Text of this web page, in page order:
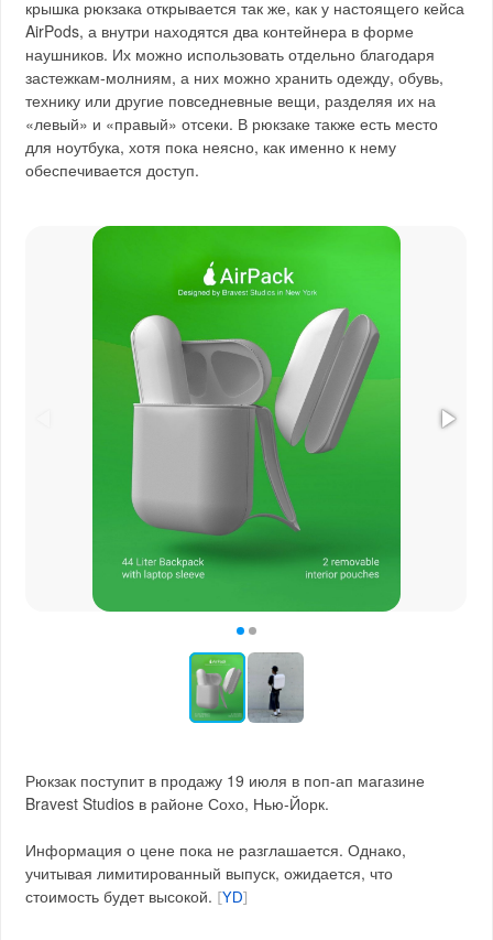
крышка рюкзака открывается так же, как у настоящего кейса
AirPods, а внутри находятся два контейнера в форме
наушников. Их можно использовать отдельно благодаря
застежкам-молниям, а них можно хранить одежду, обувь,
технику или другие повседневные вещи, разделяя их на
«левый» и «правый» отсеки. В рюкзаке также есть место
для ноутбука, хотя пока неясно, как именно к нему
обеспечивается доступ.
Рюкзак поступит в продажу 19 июля в поп-ап магазине
Bravest Studios в районе Сохо, Нью-Йорк.
Информация о цене пока не разглашается. Однако,
учитывая лимитированный выпуск, ожидается, что
стоимость будет высокой. [YD]